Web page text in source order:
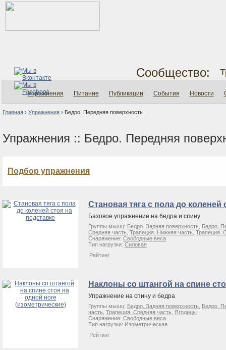
Сообщество:
Упражнения Питание Публикации События Новости
Главная › Упражнения › Бедро. Передняя поверхность
Упражнения :: Бедро. Передняя
Подбор упражнения
Становая тяга с пола до коленей
Базовое упражнение на бедра и спину
Группы мышц: Бедро. Задняя поверхность
Бедро.
Средняя часть Трапеция. Нижняя часть Трапеция.
Снаряжение: Свободные веса
Тип нагрузки: Силовая
Рейтинг
Наклоны со штангой на спине
Упражнение на спину и бедра
Группы мышц: Бедро. Задняя поверхность
Бедро.
часть Трапеция. Средняя часть
Ягодицы
Снаряжение: Свободные веса
Тип нагрузки: Изометрическая
Рейтинг